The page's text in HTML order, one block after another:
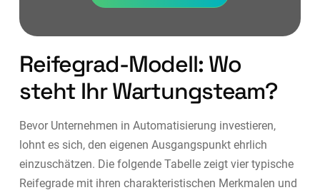
Reifegrad-Modell: Wo
steht Ihr Wartungsteam?
Bevor Unternehmen in Automatisierung investieren,
lohnt es sich, den eigenen Ausgangspunkt ehrlich
einzuschätzen. Die folgende Tabelle zeigt vier typische
Reifegrade mit ihren charakteristischen Merkmalen und